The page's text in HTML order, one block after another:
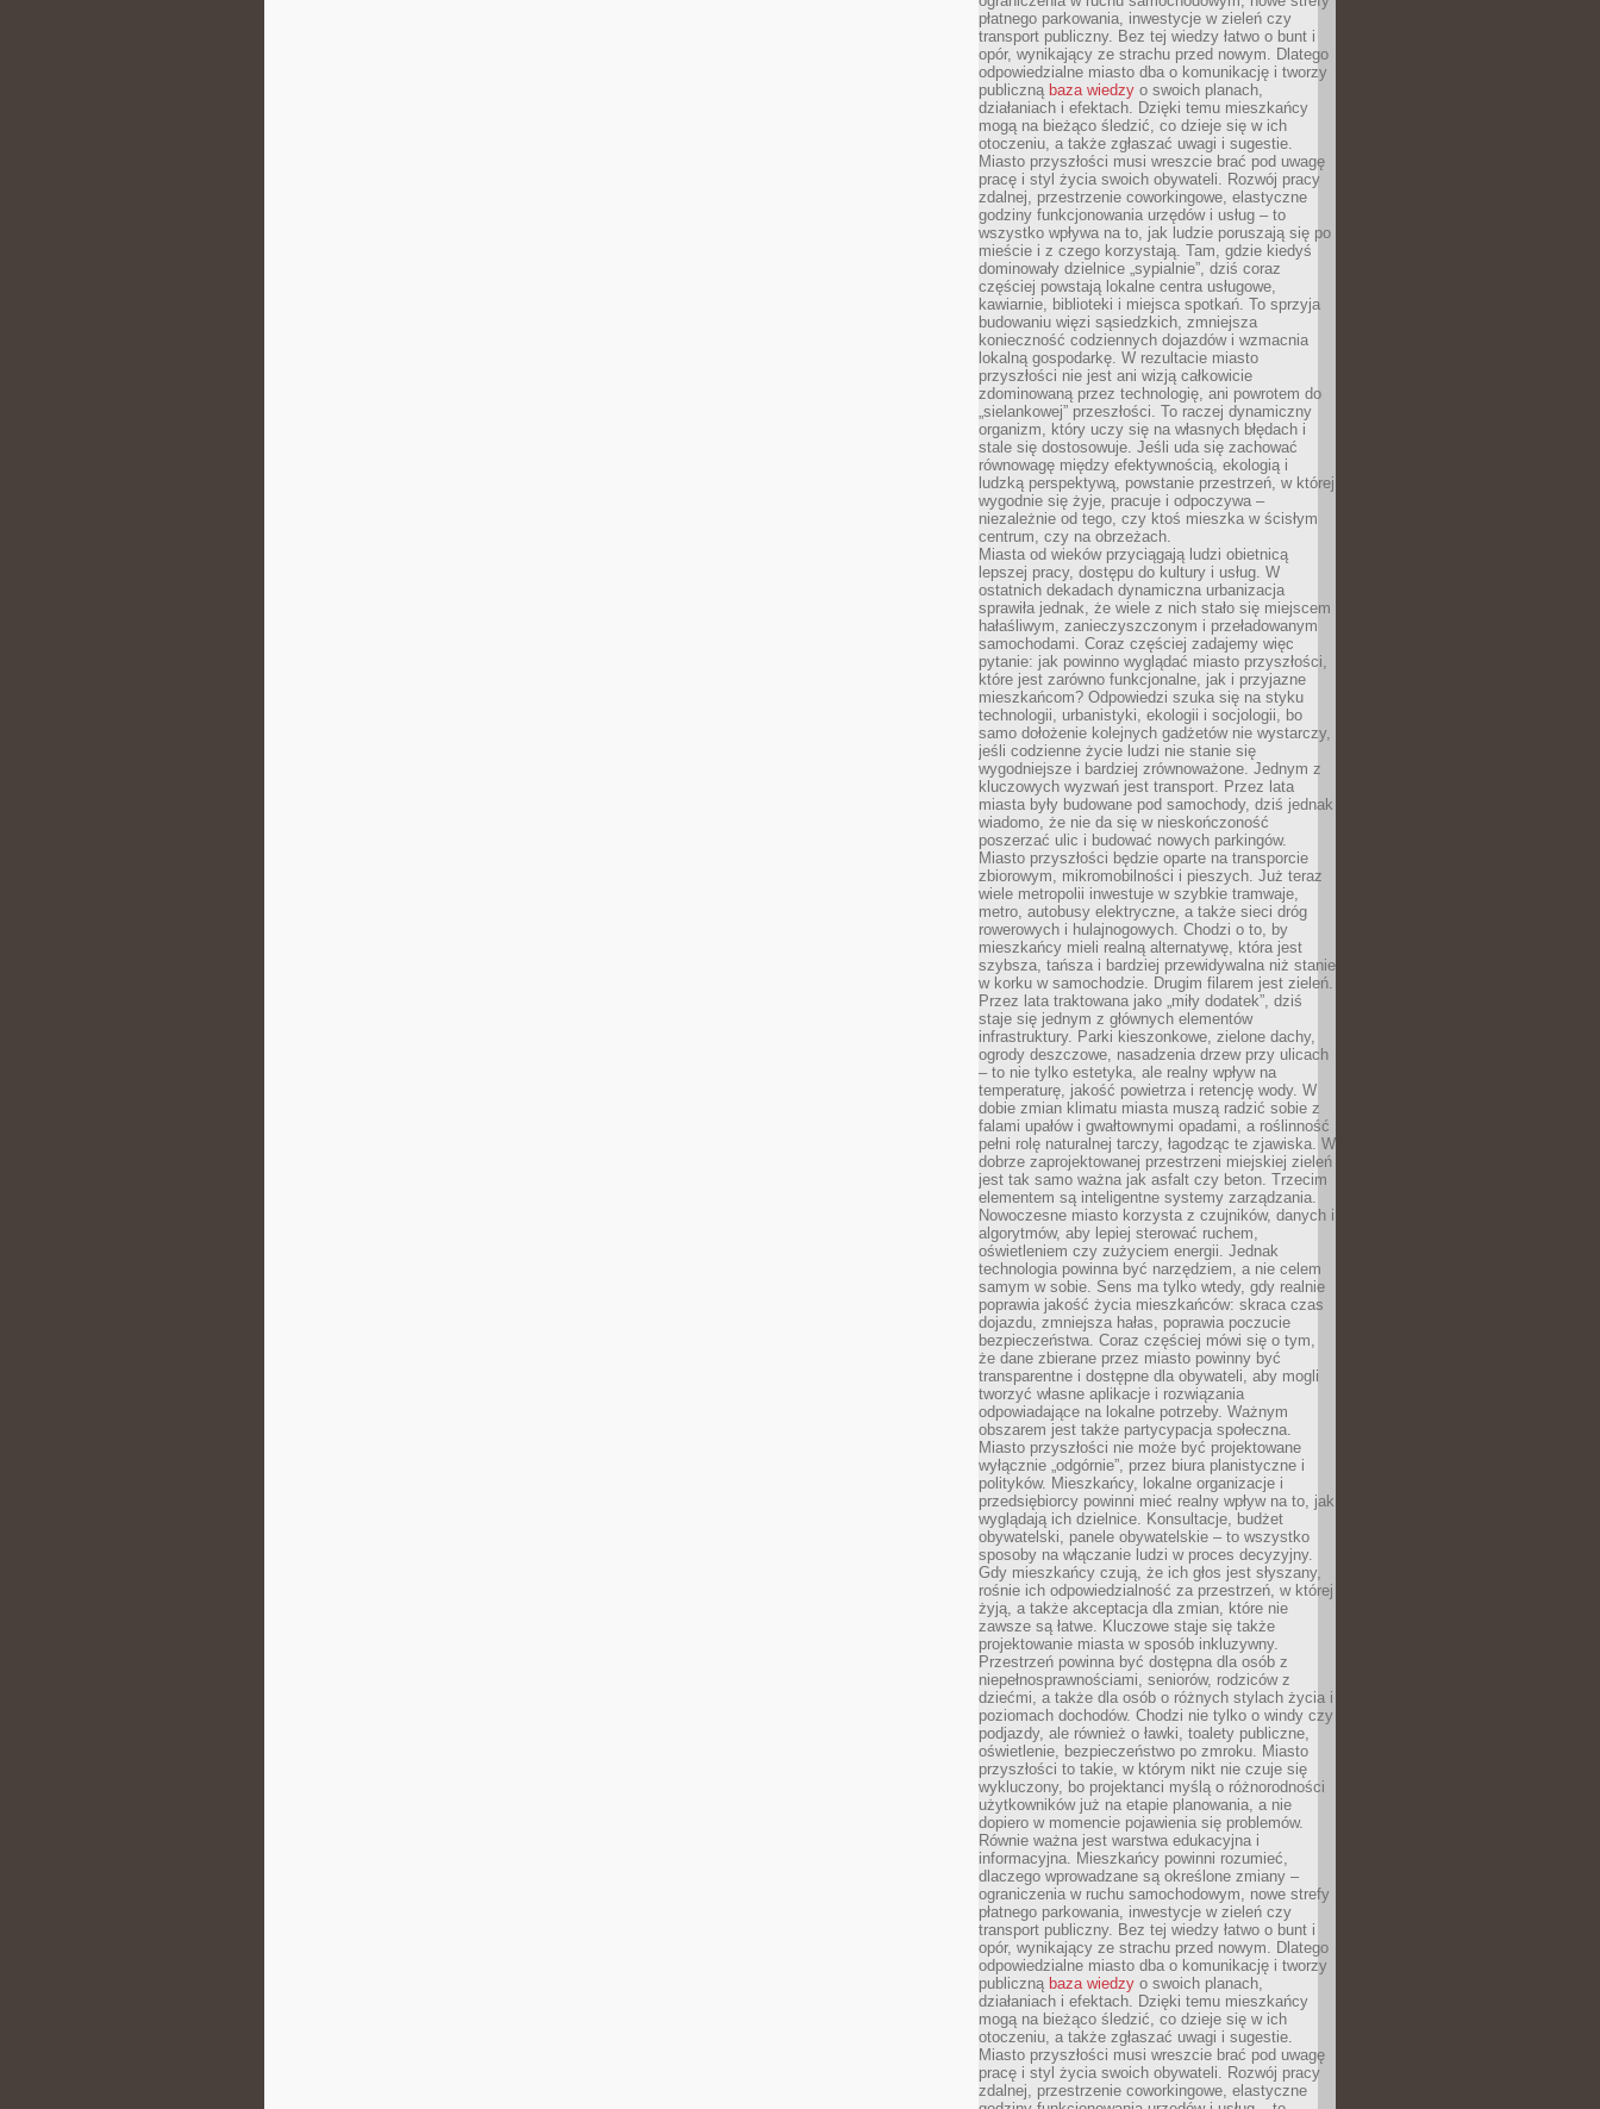
płatnego parkowania, inwestycje w zieleń czy
transport publiczny. Bez tej wiedzy łatwo o bunt i
opór, wynikający ze strachu przed nowym. Dlatego
odpowiedzialne miasto dba o komunikację i tworzy
publiczną baza wiedzy o swoich planach,
działaniach i efektach. Dzięki temu mieszkańcy
mogą na bieżąco śledzić, co dzieje się w ich
otoczeniu, a także zgłaszać uwagi i sugestie.
Miasto przyszłości musi wreszcie brać pod uwagę
pracę i styl życia swoich obywateli. Rozwój pracy
zdalnej, przestrzenie coworkingowe, elastyczne
godziny funkcjonowania urzędów i usług – to
wszystko wpływa na to, jak ludzie poruszają się po
mieście i z czego korzystają. Tam, gdzie kiedyś
dominowały dzielnice „sypialnie”, dziś coraz
częściej powstają lokalne centra usługowe,
kawiarnie, biblioteki i miejsca spotkań. To sprzyja
budowaniu więzi sąsiedzkich, zmniejsza
konieczność codziennych dojazdów i wzmacnia
lokalną gospodarkę. W rezultacie miasto
przyszłości nie jest ani wizją całkowicie
zdominowaną przez technologię, ani powrotem do
„sielankowej” przeszłości. To raczej dynamiczny
organizm, który uczy się na własnych błędach i
stale się dostosowuje. Jeśli uda się zachować
równowagę między efektywnością, ekologią i
ludzką perspektywą, powstanie przestrzeń, w której
wygodnie się żyje, pracuje i odpoczywa –
niezależnie od tego, czy ktoś mieszka w ścisłym
centrum, czy na obrzeżach.
Miasta od wieków przyciągają ludzi obietnicą
lepszej pracy, dostępu do kultury i usług. W
ostatnich dekadach dynamiczna urbanizacja
sprawiła jednak, że wiele z nich stało się miejscem
hałaśliwym, zanieczyszczonym i przeładowanym
samochodami. Coraz częściej zadajemy więc
pytanie: jak powinno wyglądać miasto przyszłości,
które jest zarówno funkcjonalne, jak i przyjazne
mieszkańcom? Odpowiedzi szuka się na styku
technologii, urbanistyki, ekologii i socjologii, bo
samo dołożenie kolejnych gadżetów nie wystarczy,
jeśli codzienne życie ludzi nie stanie się
wygodniejsze i bardziej zrównoważone. Jednym z
kluczowych wyzwań jest transport. Przez lata
miasta były budowane pod samochody, dziś jednak
wiadomo, że nie da się w nieskończoność
poszerzać ulic i budować nowych parkingów.
Miasto przyszłości będzie oparte na transporcie
zbiorowym, mikromobilności i pieszych. Już teraz
wiele metropolii inwestuje w szybkie tramwaje,
metro, autobusy elektryczne, a także sieci dróg
rowerowych i hulajnogowych. Chodzi o to, by
mieszkańcy mieli realną alternatywę, która jest
szybsza, tańsza i bardziej przewidywalna niż stanie
w korku w samochodzie. Drugim filarem jest zieleń.
Przez lata traktowana jako „miły dodatek”, dziś
staje się jednym z głównych elementów
infrastruktury. Parki kieszonkowe, zielone dachy,
ogrody deszczowe, nasadzenia drzew przy ulicach
– to nie tylko estetyka, ale realny wpływ na
temperaturę, jakość powietrza i retencję wody. W
dobie zmian klimatu miasta muszą radzić sobie z
falami upałów i gwałtownymi opadami, a roślinność
pełni rolę naturalnej tarczy, łagodząc te zjawiska. W
dobrze zaprojektowanej przestrzeni miejskiej zieleń
jest tak samo ważna jak asfalt czy beton. Trzecim
elementem są inteligentne systemy zarządzania.
Nowoczesne miasto korzysta z czujników, danych i
algorytmów, aby lepiej sterować ruchem,
oświetleniem czy zużyciem energii. Jednak
technologia powinna być narzędziem, a nie celem
samym w sobie. Sens ma tylko wtedy, gdy realnie
poprawia jakość życia mieszkańców: skraca czas
dojazdu, zmniejsza hałas, poprawia poczucie
bezpieczeństwa. Coraz częściej mówi się o tym,
że dane zbierane przez miasto powinny być
transparentne i dostępne dla obywateli, aby mogli
tworzyć własne aplikacje i rozwiązania
odpowiadające na lokalne potrzeby. Ważnym
obszarem jest także partycypacja społeczna.
Miasto przyszłości nie może być projektowane
wyłącznie „odgórnie”, przez biura planistyczne i
polityków. Mieszkańcy, lokalne organizacje i
przedsiębiorcy powinni mieć realny wpływ na to, jak
wyglądają ich dzielnice. Konsultacje, budżet
obywatelski, panele obywatelskie – to wszystko
sposoby na włączanie ludzi w proces decyzyjny.
Gdy mieszkańcy czują, że ich głos jest słyszany,
rośnie ich odpowiedzialność za przestrzeń, w której
żyją, a także akceptacja dla zmian, które nie
zawsze są łatwe. Kluczowe staje się także
projektowanie miasta w sposób inkluzywny.
Przestrzeń powinna być dostępna dla osób z
niepełnosprawnościami, seniorów, rodziców z
dziećmi, a także dla osób o różnych stylach życia i
poziomach dochodów. Chodzi nie tylko o windy czy
podjazdy, ale również o ławki, toalety publiczne,
oświetlenie, bezpieczeństwo po zmroku. Miasto
przyszłości to takie, w którym nikt nie czuje się
wykluczony, bo projektanci myślą o różnorodności
użytkowników już na etapie planowania, a nie
dopiero w momencie pojawienia się problemów.
Równie ważna jest warstwa edukacyjna i
informacyjna. Mieszkańcy powinni rozumieć,
dlaczego wprowadzane są określone zmiany –
ograniczenia w ruchu samochodowym, nowe strefy
płatnego parkowania, inwestycje w zieleń czy
transport publiczny. Bez tej wiedzy łatwo o bunt i
opór, wynikający ze strachu przed nowym. Dlatego
odpowiedzialne miasto dba o komunikację i tworzy
publiczną baza wiedzy o swoich planach,
działaniach i efektach. Dzięki temu mieszkańcy
mogą na bieżąco śledzić, co dzieje się w ich
otoczeniu, a także zgłaszać uwagi i sugestie.
Miasto przyszłości musi wreszcie brać pod uwagę
pracę i styl życia swoich obywateli. Rozwój pracy
zdalnej, przestrzenie coworkingowe, elastyczne